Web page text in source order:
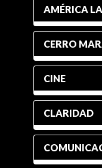
AMÉRICA
CERRO
CINE
CLARIDAD